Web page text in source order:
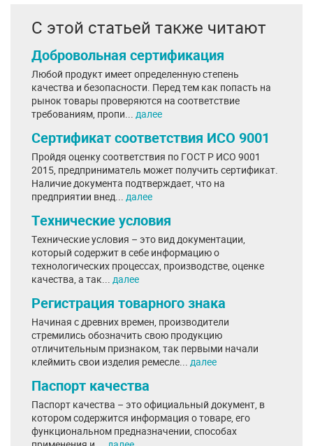
С этой статьей также читают
Добровольная сертификация
Любой продукт имеет определенную степень
качества и безопасности. Перед тем как попасть на
рынок товары проверяются на соответствие
требованиям, пропи... далее
Сертификат соответствия ИСО 9001
Пройдя оценку соответствия по ГОСТ Р ИСО 9001
2015, предприниматель может получить сертификат.
Наличие документа подтверждает, что на
предприятии внед... далее
Технические условия
Технические условия – это вид документации,
который содержит в себе информацию о
технологических процессах, производстве, оценке
качества, а так... далее
Регистрация товарного знака
Начиная с древних времен, производители
стремились обозначить свою продукцию
отличительным признаком, так первыми начали
клеймить свои изделия ремесле... далее
Паспорт качества
Паспорт качества – это официальный документ, в
котором содержится информация о товаре, его
функциональном предназначении, способах